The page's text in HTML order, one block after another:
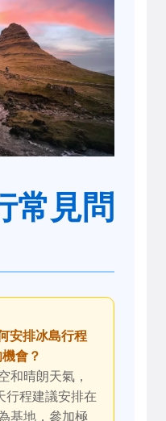
常見問
安排冰島行程
會？
和晴朗天氣，
行程建議安排在
基地，參加極